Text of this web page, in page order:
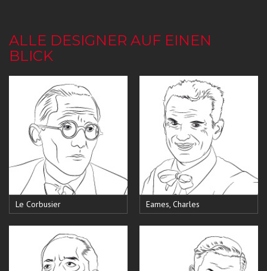
ALLE DESIGNER AUF EINEN
BLICK
Le Corbusier Eames, Charles